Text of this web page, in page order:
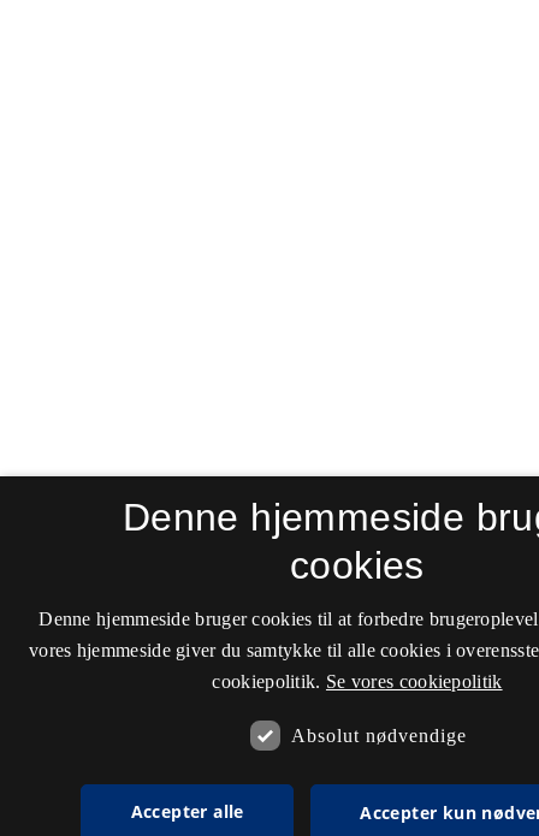
Denne hjemmeside
cookies
Denne hjemmeside bruger cookies til at forbedre
vores hjemmeside giver du samtykke til alle cookies i
cookiepolitik. Se vores cookiepolitik
Absolut nødvendige
Accepter alle Accepter kun